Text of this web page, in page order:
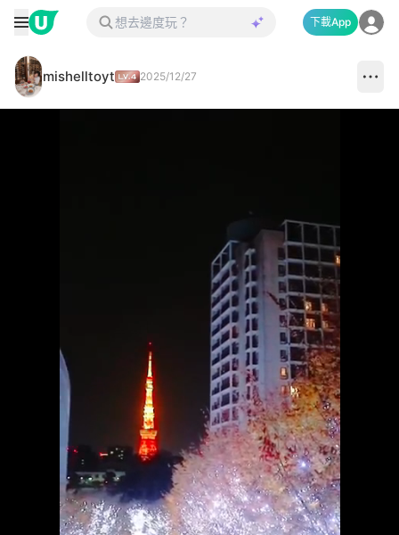
下載App
mishelltoyt 2025/12/27